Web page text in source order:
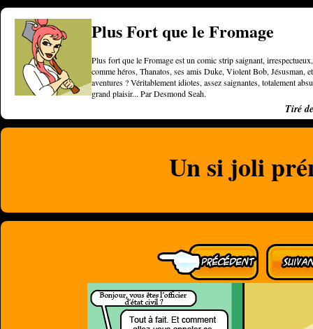
Plus Fort que le Fromage
Plus fort que le Fromage est un comic strip saignant,
comme héros, Thanatos, ses amis Duke, Violent Bob, Jésusman,
aventures ? Véritablement idiotes, assez saignantes, totalement
grand plaisir... Par Desmond Seah.
Tiré
Un si joli